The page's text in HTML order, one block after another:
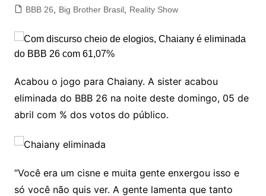
BBB 26
Big Brother Brasil, Reality Show
Acabou o jogo para Chaiany. A sister acabou
eliminada do BBB 26 na noite deste domingo, 05 de
abril com % dos votos do público.
“Você era um cisne e muita gente enxergou isso e
só você não quis ver. A gente lamenta que tanto